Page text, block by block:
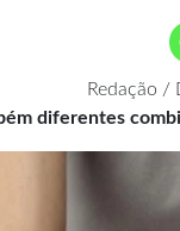
Redação /
diferentes